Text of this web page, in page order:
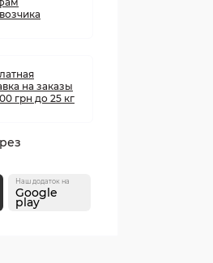
на заказы
грн до 25 кг
Наш додаток на
Google
play